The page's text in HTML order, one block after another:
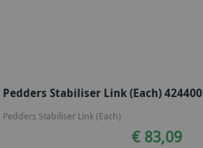
Pedders Stabiliser Link (Each) 424400
Pedders Stabiliser Link (Each)
€ 83,09